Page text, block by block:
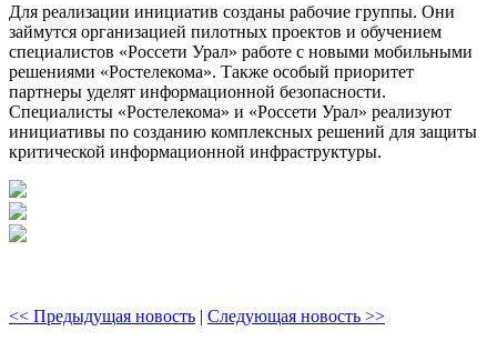
Для реализации инициатив созданы рабочие группы. Они
займутся организацией пилотных проектов и обучением
специалистов «Россети Урал» работе с новыми мобильными
решениями «Ростелекома». Также особый приоритет
партнеры уделят информационной безопасности.
Специалисты «Ростелекома» и «Россети Урал» реализуют
инициативы по созданию комплексных решений для защиты
критической информационной инфраструктуры.
<< Предыдущая новость | Следующая новость >>